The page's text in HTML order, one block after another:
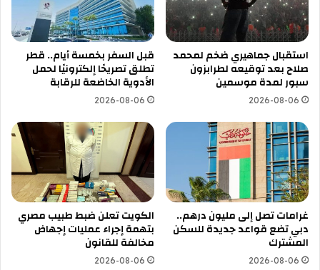
استقبال جماهيري ضخم لمحمد
صلاح بعد توقيعه لطرابزون
سبور لمدة موسمين
2026-08-06
قبل السفر بخمسة أيام.. قطر
تطلق تصريحًا إلكترونيًا لحمل
الأدوية الخاضعة للرقابة
2026-08-06
غرامات تصل إلى مليون درهم..
دبي تضع قواعد جديدة للسكن
المشترك
2026-08-06
الكويت تعلن ضبط طبيب مصري
بتهمة إجراء عمليات إجهاض
مخالفة للقانون
2026-08-06